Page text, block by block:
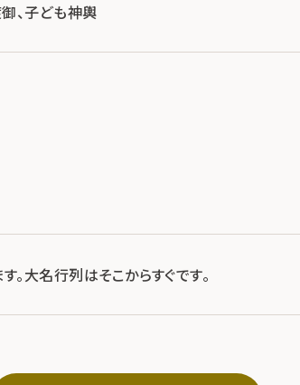
、子ども神輿
大名行列はそこからすぐです。